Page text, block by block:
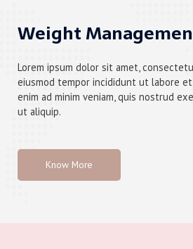
Weight
Lorem ipsum dolor sit amet,
eiusmod tempor incididunt ut labore
enim ad minim veniam, quis nostrud
ut aliquip.
Know More